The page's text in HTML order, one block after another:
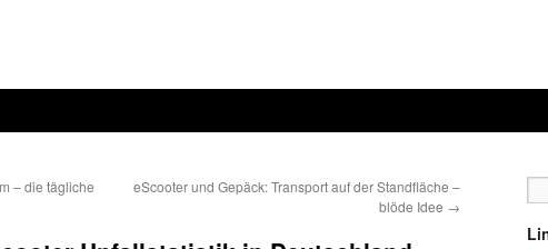
– die tägliche
eScooter und Gepäck: Transport auf der Standfläche –
blöde Idee →